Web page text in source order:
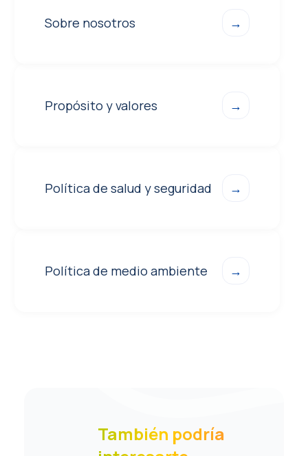
Sobre nosotros →
Propósito y valores →
Política de salud y seguridad →
Política de medio ambiente →
También podría